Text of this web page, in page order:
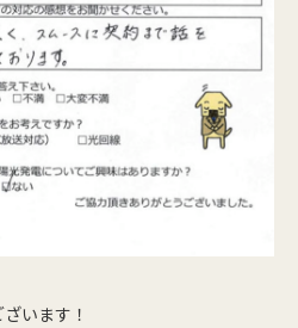
います！